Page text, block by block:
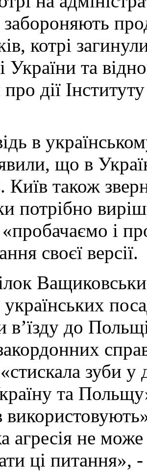
котрі
України та
дії
в
що в
Київ також
потрібно
і
своєї версії.
українських
в’їзду до
зуби у
та
агресія не
ці питання»,